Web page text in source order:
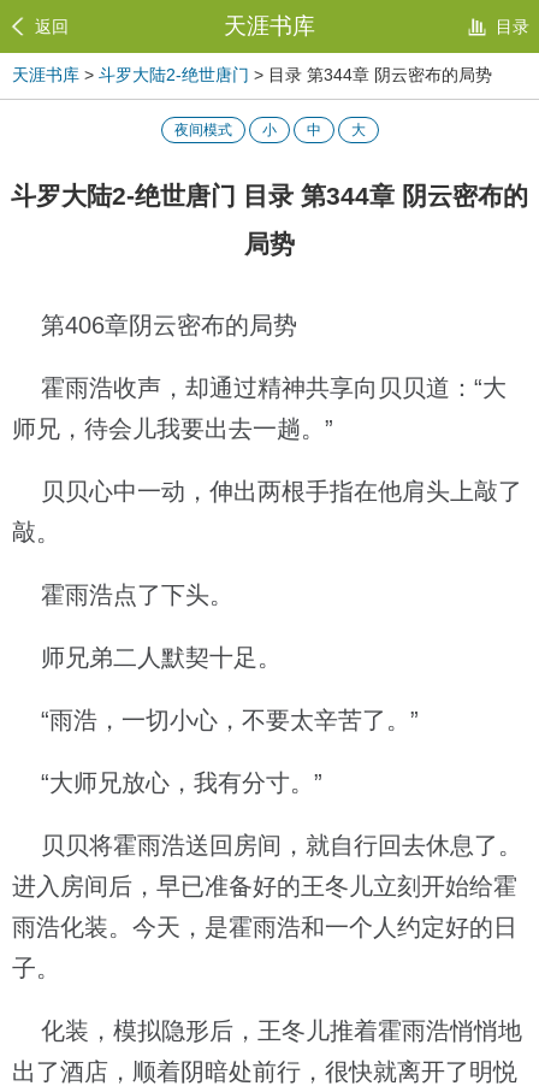
返回 天涯书库 目录
天涯书库 > 斗罗大陆2-绝世唐门 > 目录 第344章 阴云密布的局势
夜间模式 小 中 大
斗罗大陆2-绝世唐门 目录 第344章 阴云密布的
局势
第406章阴云密布的局势
霍雨浩收声，却通过精神共享向贝贝道：“大
师兄，待会儿我要出去一趟。”
贝贝心中一动，伸出两根手指在他肩头上敲了
敲。
霍雨浩点了下头。
师兄弟二人默契十足。
“雨浩，一切小心，不要太辛苦了。”
“大师兄放心，我有分寸。”
贝贝将霍雨浩送回房间，就自行回去休息了。
进入房间后，早已准备好的王冬儿立刻开始给霍
雨浩化装。今天，是霍雨浩和一个人约定好的日
子。
化装，模拟隐形后，王冬儿推着霍雨浩悄悄地
出了酒店，顺着阴暗处前行，很快就离开了明悦